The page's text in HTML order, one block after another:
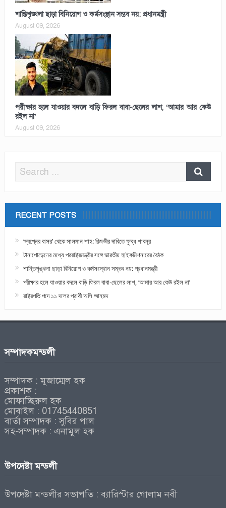
শান্তিশৃঙ্খলা ছাড়া বিনিয়োগ ও কর্মসংস্থান সম্ভব নয়: প্রধানমন্ত্রী
August 09, 2026
পরীক্ষার হলে যাওয়ার বদলে বাড়ি ফিরল বাবা-ছেলের লাশ, ‘আমার আর কেউ
রইল না’
August 09, 2026
RECENT POSTS
‘স্বপ্নের বাসর’ থেকে সালমান শাহ: রিজভীর দাবিতে ক্ষুব্ধ শাবনূর
টানাপোড়েনের মধ্যে পররাষ্ট্রমন্ত্রীর সঙ্গে ভারতীয় হাইকমিশনারের বৈঠক
শান্তিশৃঙ্খলা ছাড়া বিনিয়োগ ও কর্মসংস্থান সম্ভব নয়: প্রধানমন্ত্রী
পরীক্ষার হলে যাওয়ার বদলে বাড়ি ফিরল বাবা-ছেলের লাশ, ‘আমার আর কেউ রইল না’
রাষ্ট্রপতি পদে ১১ দলের প্রার্থী অলি আহমদ
সম্পাদকমন্ডলী
সম্পাদক : মুজাম্মেল হক
প্রকাশক :
মোফাচ্ছিরুল হক
মোবাইল : 01745440851
বার্তা সম্পাদক : সুবির পাল
সহ-সম্পাদক : এনামুল হক
উপদেষ্টা মন্ডলী
উপদেষ্টা মন্ডলীর সভাপতি : ব্যারিস্টার গোলাম নবী